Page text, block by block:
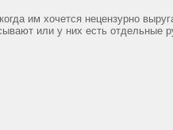
им хочется нецензурно
или у них есть отдельные